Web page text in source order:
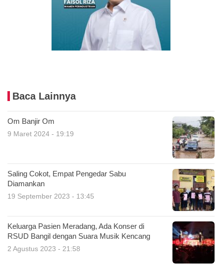
Baca Lainnya
Om Banjir Om
9 Maret 2024 - 19:19
Saling Cokot, Empat Pengedar Sabu
Diamankan
19 September 2023 - 13:45
Keluarga Pasien Meradang, Ada Konser di
RSUD Bangil dengan Suara Musik Kencang
2 Agustus 2023 - 21:58